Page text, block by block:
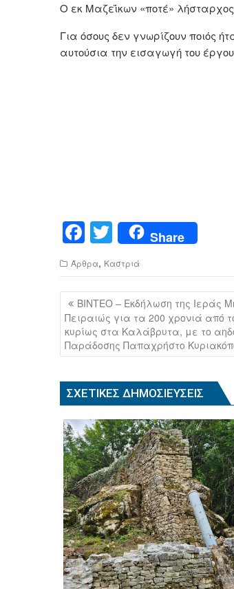
Ο εκ Μαζεΐκων «ποτέ»
Για όσους δεν γνωρίζουν ποιός
αυτούσια την εισαγωγή του έργου
F
a
c
e
b
o
o
k
T
wi
tt
er
Share
Άρθρα, Καστριά
Πλοήγηση
άρθρων
ΒΙΝΤΕΟ – Εκδήλωση της Ιεράς
Πειραιώς για τα 200 χρονιά από
κυρίως στα Καλάβρυτα, με το
Παράδοσης Παπαχρήστο
ΣΧΕΤΙΚΈΣ ΔΗΜΟΣΙΕΎΣΕΙΣ